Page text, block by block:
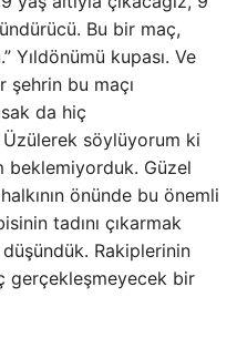
Bu bir maç,
Yıldönümü kupası. Ve
bu maçı
da hiç
söylüyorum ki
Güzel
önünde bu önemli
tadını çıkarmak
Rakiplerinin
gerçekleşmeyecek bir